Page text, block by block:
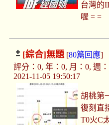
台灣的
喔 = =
[綜合]無題[80篇回應]
評分：0, 年：0, 月：0, 週
2021-11-05 19:50:17
胡桃第
復刻直
T0火C